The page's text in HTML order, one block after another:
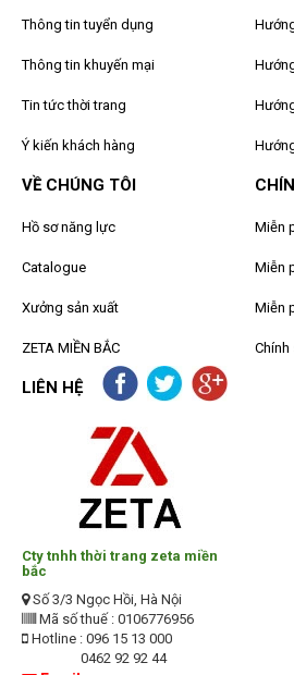
Thông tin tuyển dụng
Thông tin khuyến mại
Tin tức thời trang
Ý kiến khách hàng
VỀ CHÚNG TÔI
Hồ sơ năng lực
Catalogue
Xưởng sản xuất
ZETA MIỀN BẮC
Miễn
Miễn
Miễn
Chính
LIÊN HỆ
Cty tnhh thời trang zeta miền
bắc
Số 3/3 Ngọc Hồi, Hà Nội
Mã số thuế : 0106776956
Hotline : 096 15 13 000
0462 92 92 44